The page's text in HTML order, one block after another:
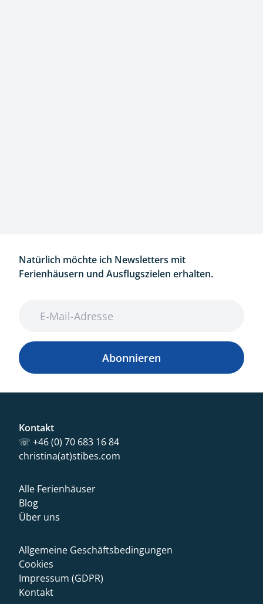
Natürlich möchte ich Newsletters mit
Ferienhäusern und Ausflugszielen erhalten.
Abonnieren
Kontakt
☏ +46 (0) 70 683 16 84
christina(at)stibes.com
Alle Ferienhäuser
Blog
Über uns
Allgemeine Geschäftsbedingungen
Cookies
Impressum (GDPR)
Kontakt